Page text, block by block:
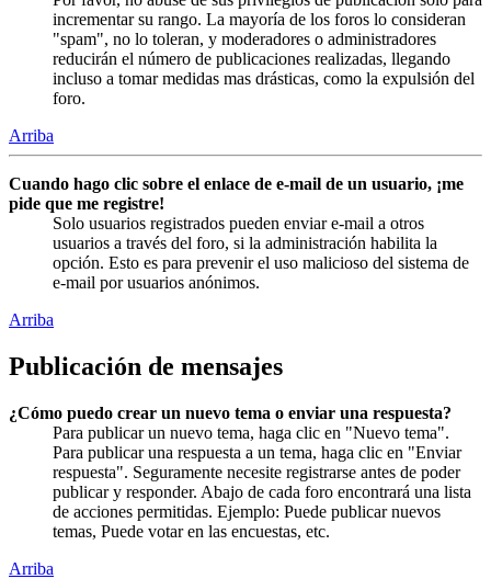
incrementar su rango. La mayoría de los foros lo consideran
"spam", no lo toleran, y moderadores o administradores
reducirán el número de publicaciones realizadas, llegando
incluso a tomar medidas mas drásticas, como la expulsión del
foro.
Arriba
Cuando hago clic sobre el enlace de e-mail de un usuario, ¡me
pide que me registre!
Solo usuarios registrados pueden enviar e-mail a otros
usuarios a través del foro, si la administración habilita la
opción. Esto es para prevenir el uso malicioso del sistema de
e-mail por usuarios anónimos.
Arriba
Publicación de mensajes
¿Cómo puedo crear un nuevo tema o enviar una respuesta?
Para publicar un nuevo tema, haga clic en "Nuevo tema".
Para publicar una respuesta a un tema, haga clic en "Enviar
respuesta". Seguramente necesite registrarse antes de poder
publicar y responder. Abajo de cada foro encontrará una lista
de acciones permitidas. Ejemplo: Puede publicar nuevos
temas, Puede votar en las encuestas, etc.
Arriba